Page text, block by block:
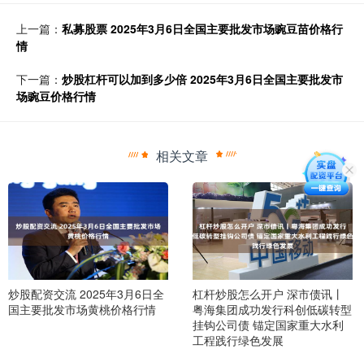
上一篇： 私募股票 2025年3月6日全国主要批发市场豌豆苗价格行
情
下一篇： 炒股杠杆可以加到多少倍 2025年3月6日全国主要批发市
场豌豆价格行情
相关文章
炒股配资交流 2025年3月6日全
国主要批发市场黄桃价格行情
杠杆炒股怎么开户 深市债讯丨
粤海集团成功发行科创低碳转型
挂钩公司债 锚定国家重大水利
工程践行绿色发展